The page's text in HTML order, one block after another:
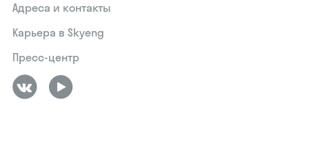
Адреса и контакты
Карьера в Skyeng
Пресс-центр